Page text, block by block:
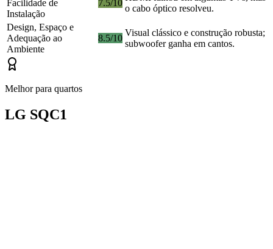
Facilidade de
Instalação
7.5/10
o cabo óptico resolveu.
Design, Espaço e
Adequação ao
Ambiente
8.5/10
Visual clássico e construção robusta;
subwoofer ganha em cantos.
Melhor para quartos
LG SQC1